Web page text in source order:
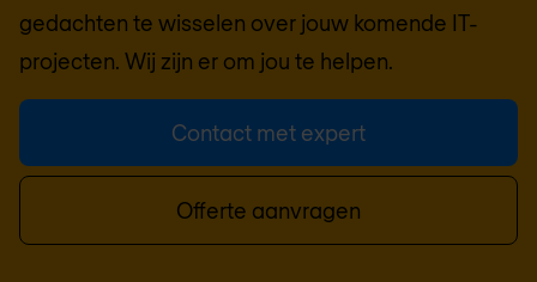
gedachten te wisselen over jouw komende IT-
projecten. Wij zijn er om jou te helpen.
Contact met expert
Offerte aanvragen